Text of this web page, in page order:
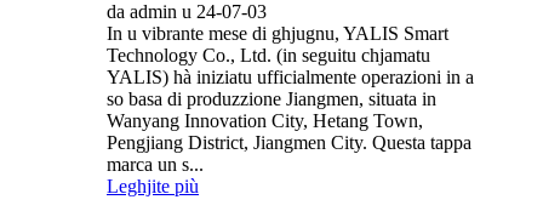
da admin u 24-07-03
In u vibrante mese di ghjugnu, YALIS Smart
Technology Co., Ltd. (in seguitu chjamatu
YALIS) hà iniziatu ufficialmente operazioni in a
so basa di produzzione Jiangmen, situata in
Wanyang Innovation City, Hetang Town,
Pengjiang District, Jiangmen City. Questa tappa
marca un s...
Leghjite più